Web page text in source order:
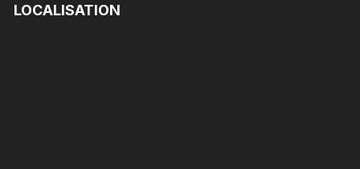
LOCALISATION